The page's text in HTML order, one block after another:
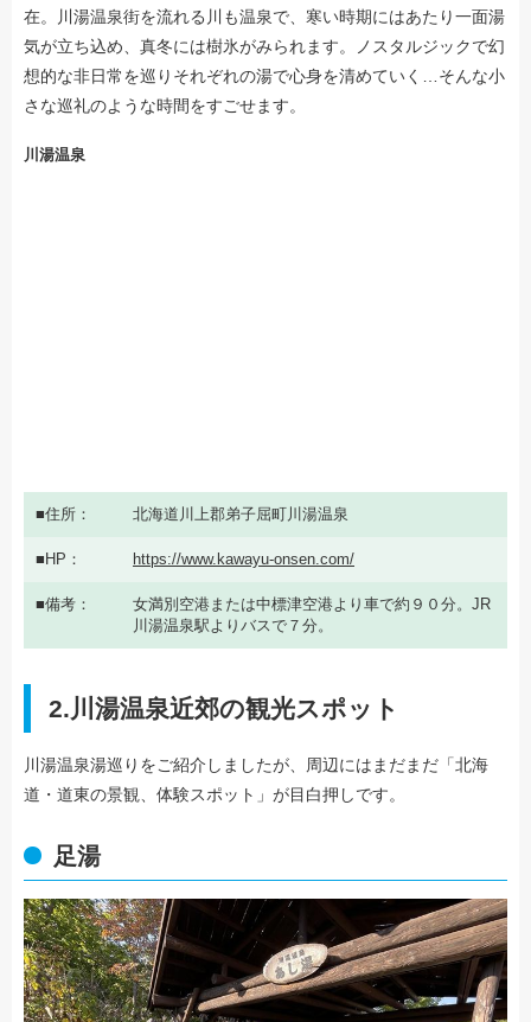
在。川湯温泉街を流れる川も温泉で、寒い時期にはあたり一面湯
気が立ち込め、真冬には樹氷がみられます。ノスタルジックで幻
想的な非日常を巡りそれぞれの湯で心身を清めていく…そんな小
さな巡礼のような時間をすごせます。
川湯温泉
住所 北海道川上郡弟子屈町川湯温泉
HP https://www.kawayu-onsen.com/
備考
女満別空港または中標津空港より車で約９０分。JR
川湯温泉駅よりバスで７分。
2.川湯温泉近郊の観光スポット
川湯温泉湯巡りをご紹介しましたが、周辺にはまだまだ「北海
道・道東の景観、体験スポット」が目白押しです。
足湯